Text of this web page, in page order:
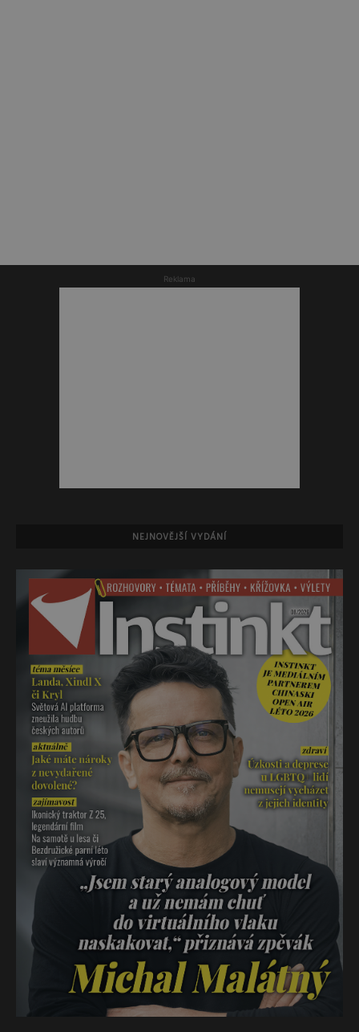
Reklama
NEJNOVĚJŠÍ VYDÁNÍ